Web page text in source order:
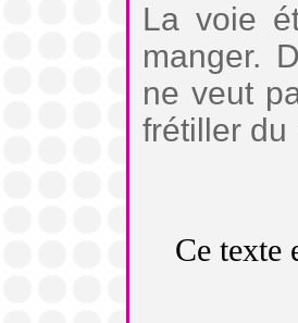
La voie
manger.
ne veut
frétiller du
Ce texte